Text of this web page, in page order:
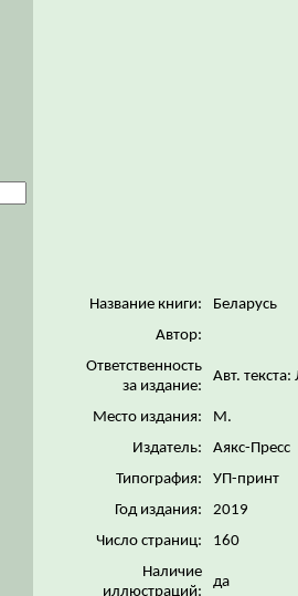
Название книги:
Беларусь
Автор:
Ответственность
за издание:
Авт.
Место издания:
М.
Издатель:
Аякс-Пресс
Типография:
УП-принт
Год издания:
2019
Число страниц:
160
Наличие
иллюстраций:
да